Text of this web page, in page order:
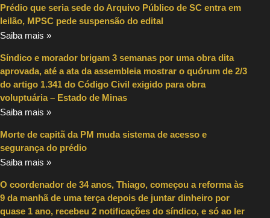
Prédio que seria sede do Arquivo Público de SC entra em
leilão, MPSC pede suspensão do edital
Saiba mais »
Síndico e morador brigam 3 semanas por uma obra dita
aprovada, até a ata da assembleia mostrar o quórum de 2/3
do artigo 1.341 do Código Civil exigido para obra
voluptuária – Estado de Minas
Saiba mais »
Morte de capitã da PM muda sistema de acesso e
segurança do prédio
Saiba mais »
O coordenador de 34 anos, Thiago, começou a reforma às
9 da manhã de uma terça depois de juntar dinheiro por
quase 1 ano, recebeu 2 notificações do síndico, e só ao ler